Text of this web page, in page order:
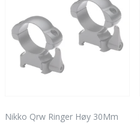
Nikko Qrw Ringer Høy 30Mm